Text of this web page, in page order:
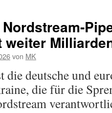
weiter
von MK
die deutsche und
die für die